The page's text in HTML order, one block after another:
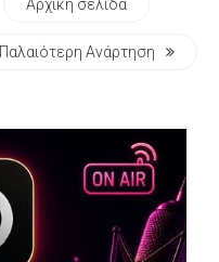
Αρχική σελίδα
Παλαιότερη Ανάρτηση